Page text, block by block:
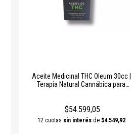
Aceite Medicinal THC Oleum 30cc |
Terapia Natural Cannábica para
$54.599,05
12 cuotas sin interésde $4.549,92